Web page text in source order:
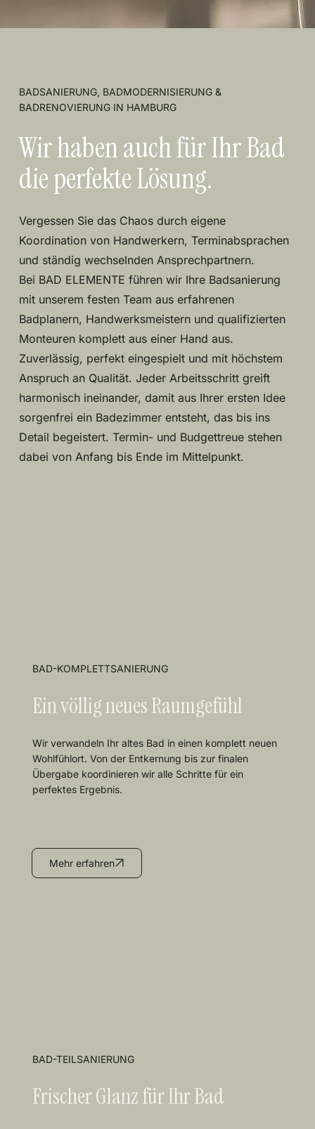
BAD-KOMPLETTSANIERUNG
Ein völlig neues Raumgefühl
Wir verwandeln Ihr altes Bad in einen komplett neuen
Wohlfühlort. Von der Entkernung bis zur finalen
Übergabe koordinieren wir alle Schritte für ein
perfektes Ergebnis.
Mehr erfahren
BAD-TEILSANIERUNG
Frischer Glanz für Ihr Bad
BADSANIERUNG, BADMODERNISIERUNG &
BADRENOVIERUNG IN HAMBURG
Wir haben auch für Ihr Bad
die perfekte Lösung.
Vergessen Sie das Chaos durch eigene
Koordination von Handwerkern, Terminabsprachen
und ständig wechselnden Ansprechpartnern.
Bei BAD ELEMENTE führen wir Ihre Badsanierung
mit unserem festen Team aus erfahrenen
Badplanern, Handwerksmeistern und qualifizierten
Monteuren komplett aus einer Hand aus.
Zuverlässig, perfekt eingespielt und mit höchstem
Anspruch an Qualität. Jeder Arbeitsschritt greift
harmonisch ineinander, damit aus Ihrer ersten Idee
sorgenfrei ein Badezimmer entsteht, das bis ins
Detail begeistert. Termin- und Budgettreue stehen
dabei von Anfang bis Ende im Mittelpunkt.